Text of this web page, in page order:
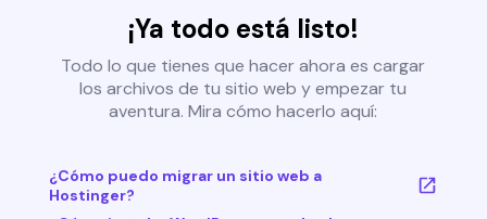
¡Ya todo está listo!
Todo lo que tienes que hacer ahora es cargar
los archivos de tu sitio web y empezar tu
aventura. Mira cómo hacerlo aquí:
¿Cómo puedo migrar un sitio web a
Hostinger?